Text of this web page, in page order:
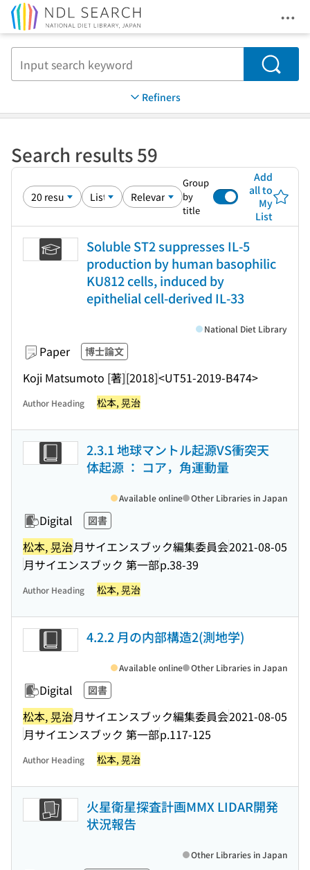
Search
Refiners
Search results 59
Group
by
title
Add
all to
My
List
Soluble ST2 suppresses IL-5
production by human basophilic
KU812 cells, induced by
epithelial cell-derived IL-33
Paper 博士論文
Koji Matsumoto [著][2018]<UT51-2019-B474>
National Diet Library
Author Heading 松本, 晃治
2.3.1 地球マントル起源VS衝突天
体起源 ： コア，角運動量
Digital 図書
松本, 晃治月サイエンスブック編集委員会2021-08-05
月サイエンスブック 第一部p.38-39
Available online Other Libraries in Japan
Author Heading 松本, 晃治
4.2.2 月の内部構造2(測地学)
Digital 図書
松本, 晃治月サイエンスブック編集委員会2021-08-05
月サイエンスブック 第一部p.117-125
Available online Other Libraries in Japan
Author Heading 松本, 晃治
火星衛星探査計画MMX LIDAR開発
状況報告
Other Libraries in Japan